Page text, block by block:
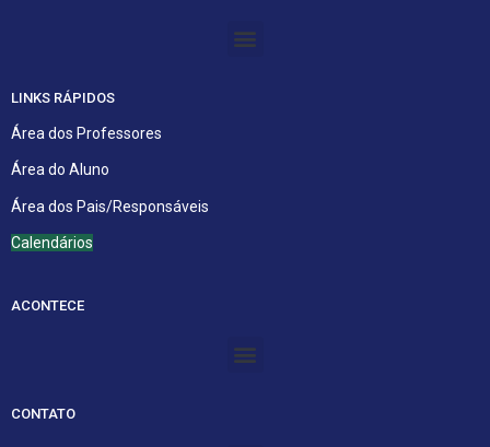
Menu
LINKS RÁPIDOS
Área dos Professores
Área do Aluno
Área dos Pais/Responsáveis
Calendários
ACONTECE
Menu
CONTATO